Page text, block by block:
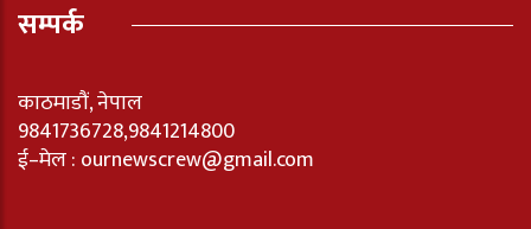
सम्पर्क
काठमाडौं, नेपाल
9841736728,9841214800
ई–मेल : ournewscrew@gmail.com